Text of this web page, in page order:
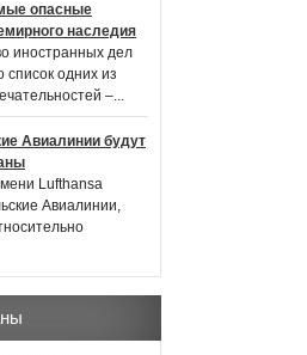
опасные
наследия
иностранных дел
список одних из
–...
Авиалинии будут
Lufthansa
Авиалинии,